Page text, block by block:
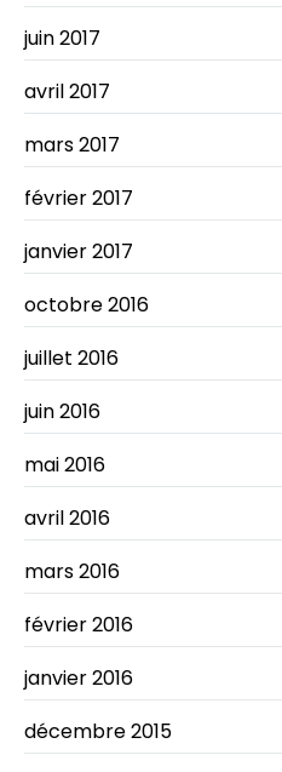
juin 2017
avril 2017
mars 2017
février 2017
janvier 2017
octobre 2016
juillet 2016
juin 2016
mai 2016
avril 2016
mars 2016
février 2016
janvier 2016
décembre 2015